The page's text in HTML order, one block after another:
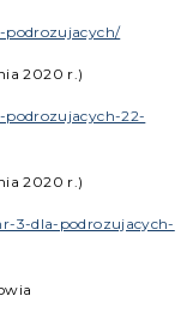
podrozujacych/
2020 r.)
22-
2020 r.)
3-dla-podrozujacych-